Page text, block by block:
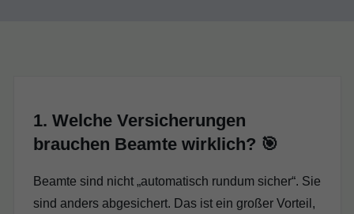
1. Welche Versicherungen
brauchen Beamte wirklich? 🎯
Beamte sind nicht „automatisch rundum sicher“. Sie
sind anders abgesichert. Das ist ein großer Vorteil,